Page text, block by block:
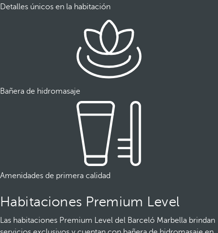
Detalles únicos en la habitación
Bañera de hidromasaje
Amenidades de primera calidad
Habitaciones Premium Level
Las habitaciones Premium Level del Barceló Marbella brindan